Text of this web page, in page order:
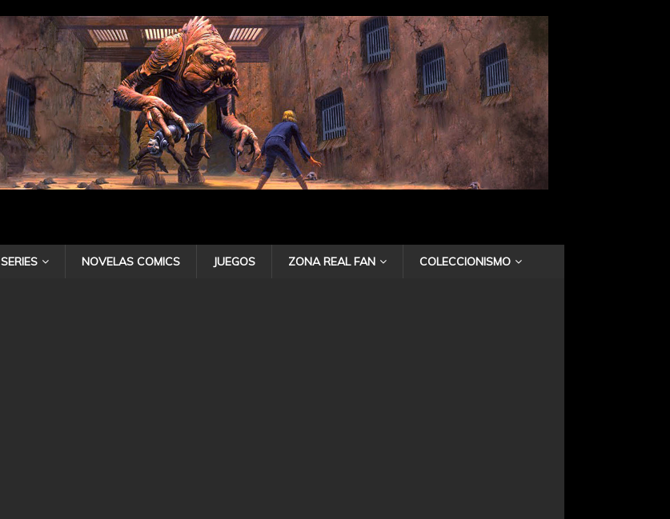
SERIES NOVELAS COMICS JUEGOS ZONA REAL FAN COLECCIONISMO